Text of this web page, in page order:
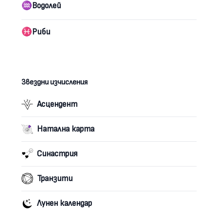
♒︎Водолей
♓︎Риби
Звездни изчисления
Асцендент
Натална карта
Синастрия
Транзити
Лунен календар